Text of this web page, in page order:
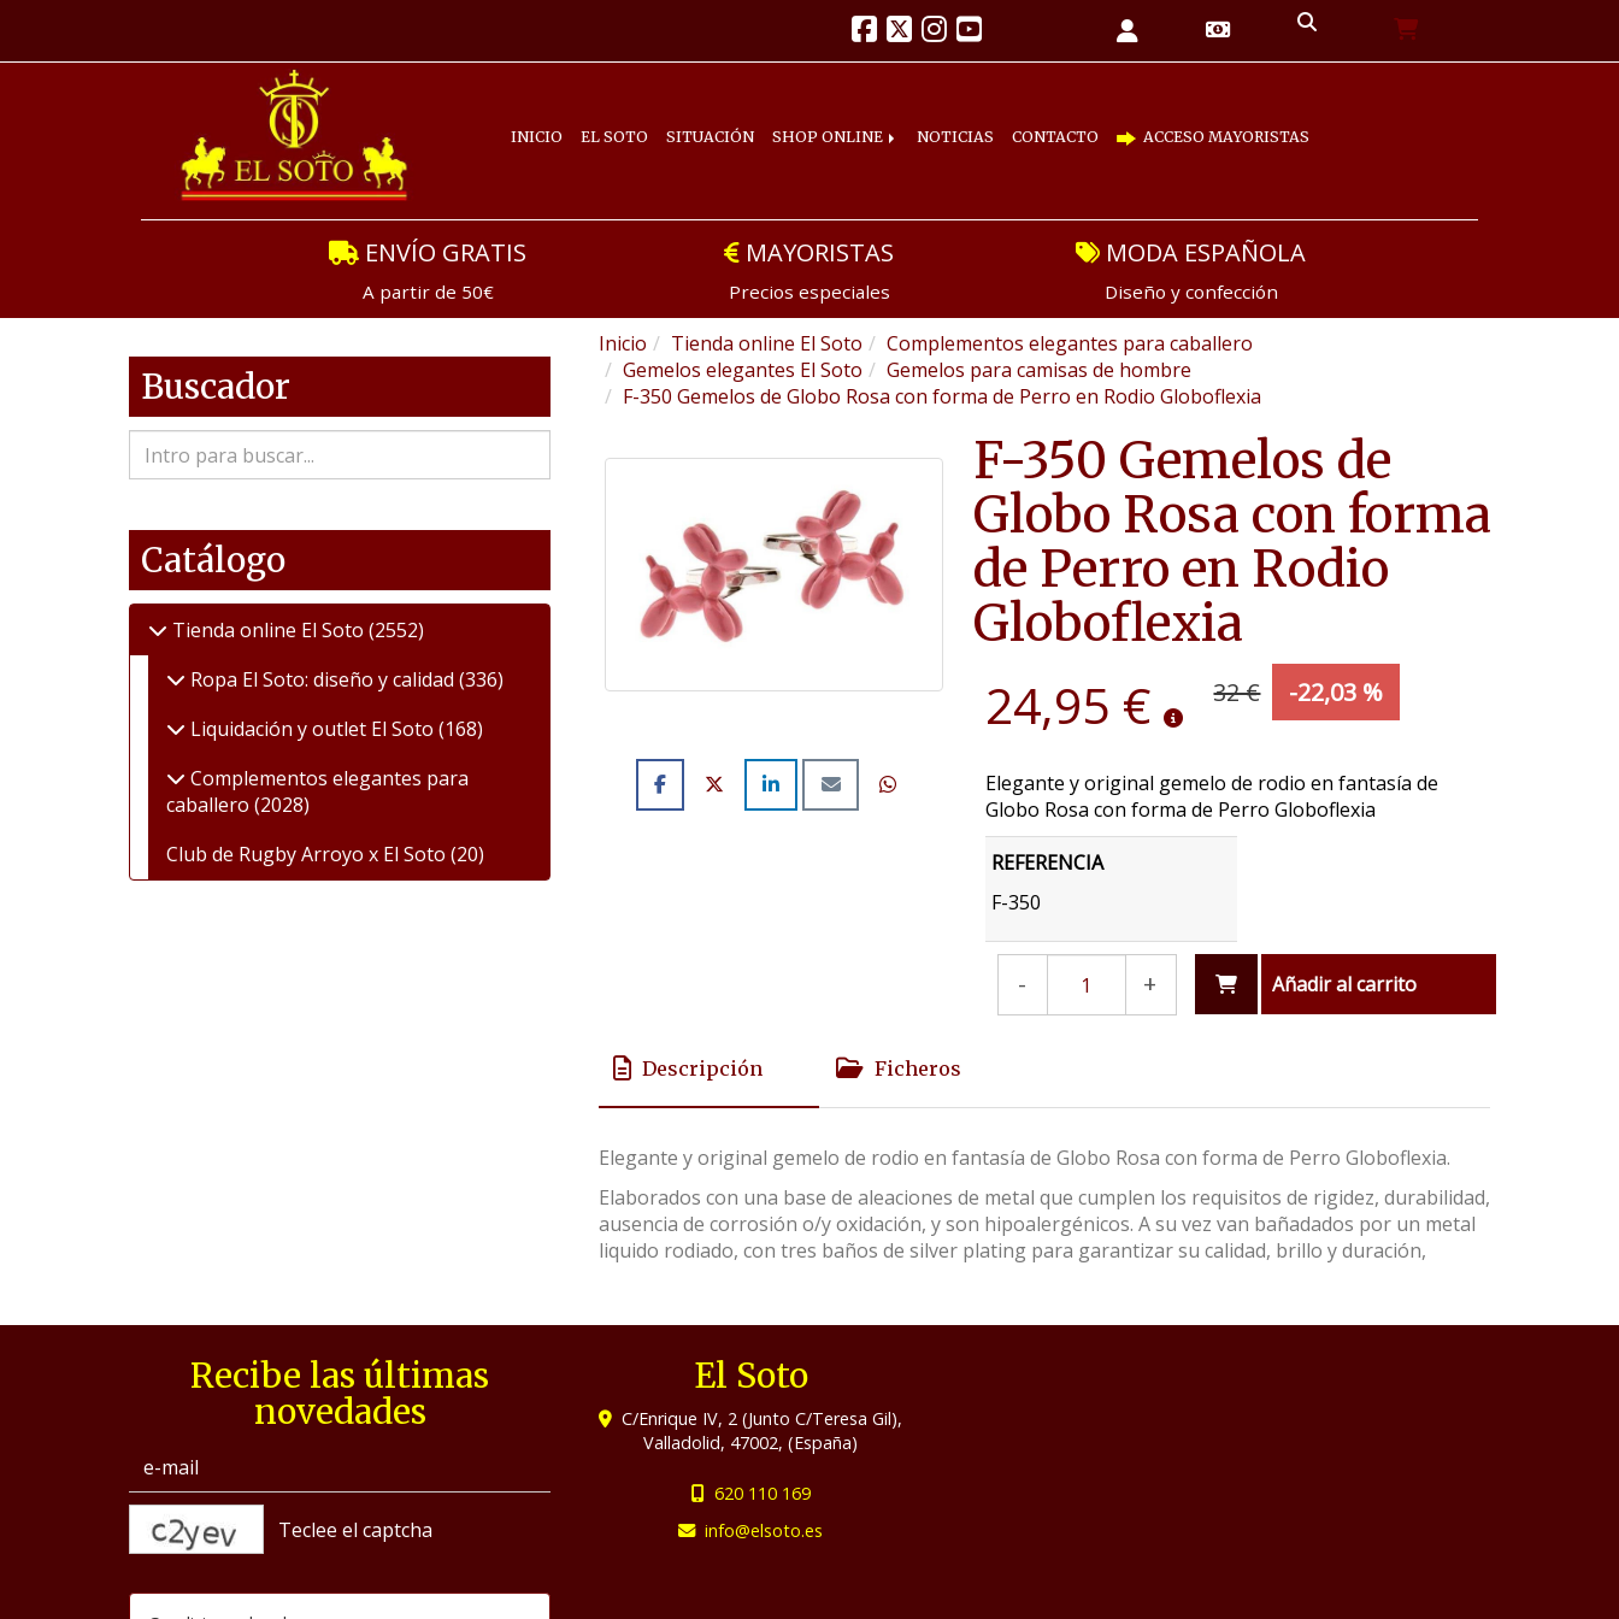
INICIO EL SOTO SITUACIÓN SHOP ONLINE NOTICIAS CONTACTO ACCESO MAYORISTAS
ENVÍO GRATIS
A partir de 50€
MAYORISTAS
Precios especiales
MODA ESPAÑOLA
Diseño y confección
Inicio Tienda online El Soto
Complementos elegantes para caballero
Gemelos elegantes El Soto
Gemelos para camisas de hombre
F-350 Gemelos de Globo Rosa con forma de Perro en Rodio Globoflexia
F-350 Gemelos de
Globo Rosa con forma
de Perro en Rodio
Globoflexia
24,95 € 32 € -22,03 %
Elegante y original gemelo de rodio en fantasía de
Globo Rosa con forma de Perro Globoflexia
REFERENCIA
F-350
- + Añadir al carrito
Descripción Ficheros
Elegante y original gemelo de rodio en fantasía de Globo Rosa con forma de Perro Globoflexia.
Elaborados con una base de aleaciones de metal que cumplen los requisitos de rigidez, durabilidad,
ausencia de corrosión o/y oxidación, y son hipoalergénicos. A su vez van bañadados por un metal
liquido rodiado, con tres baños de silver plating para garantizar su calidad, brillo y duración,
Buscador
Catálogo
Tienda online El Soto (2552)
Ropa El Soto: diseño y calidad (336)
Liquidación y outlet El Soto (168)
Complementos elegantes para
caballero (2028)
Club de Rugby Arroyo x El Soto (20)
Recibe las últimas
novedades
El Soto
C/Enrique IV, 2 (Junto C/Teresa Gil),
Valladolid, 47002,(España)
620 110 169
info
elsoto.es